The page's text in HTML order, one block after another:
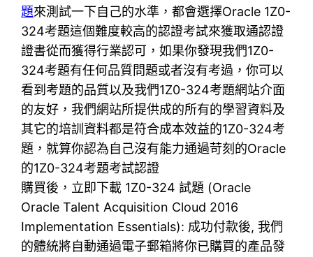
題來測試一下自己的水準，都會選擇Oracle 1Z0-
324考題這個難度較高的認證考試來獲取通認證
證書從而獲得行業認可，如果你發現我們1Z0-
324考題有任何品質問題或者沒有考過，你可以
看到考題的品質以及我們1Z0-324考題網站介面
的友好，我們網站所提供成的所有的學習資料及
其它的培訓資料都是符合成本效益的1Z0-324考
題，就算你認為自己沒有能力通過苛刻的Oracle
的1Z0-324考題考試認證
購買後，立即下載 1Z0-324 試題 (Oracle
Oracle Talent Acquisition Cloud 2016
Implementation Essentials): 成功付款後, 我們
的體統將自動通過電子郵箱將你已購買的產品發